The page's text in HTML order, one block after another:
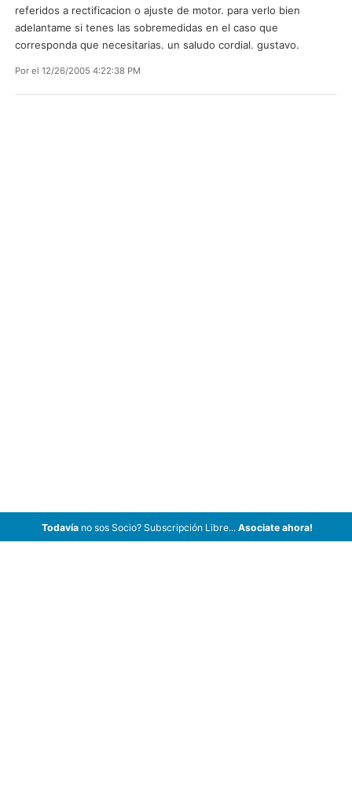
referidos a rectificacion o ajuste de motor. para verlo bien
adelantame si tenes las sobremedidas en el caso que
corresponda que necesitarias. un saludo cordial. gustavo.
Por el 12/26/2005 4:22:38 PM
Todavíano sos Socio? Subscripción Libre... Asociate ahora!